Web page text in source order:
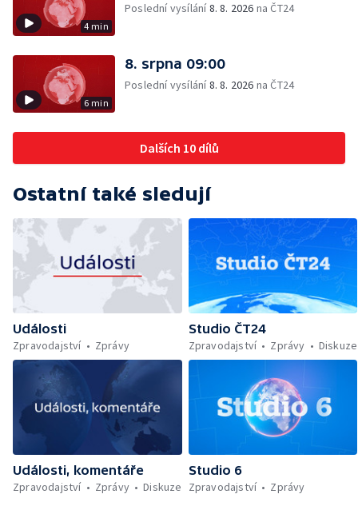
4 min
Poslední vysílání8. 8. 2026 na ČT24
6 min
8. srpna 09:00
Poslední vysílání8. 8. 2026 na ČT24
Dalších 10 dílů
Ostatní také sledují
Události
Zpravodajství
Zprávy
Studio ČT24
Zpravodajství
Zprávy Diskuze
Události, komentáře
Zpravodajství
Zprávy Diskuze
Studio 6
Zpravodajství
Zprávy